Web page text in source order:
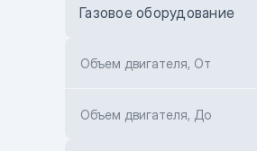
Toyota Kokshetau
Hyundai ShymCity
Газовое оборудование
Объем двигателя, От
Объем двигателя, До